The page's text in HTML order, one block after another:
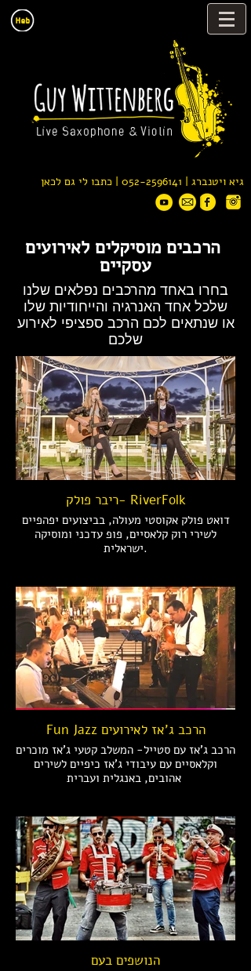
גיא ויטנברג | 052-2596141 | כתבו לי גם לכאן
הרכבים מוסיקלים לאירועים
עסקיים
בחרו באחד מהרכבים נפלאים שלנו
שלכל אחד האנרגיה והייחודיות שלו
או שנתאים לכם הרכב ספציפי לאירוע
שלכם
ריבר פולק- RiverFolk
דואט פולק אקוסטי מעולה, בביצועים יפהפיים
לשירי רוק קלאסיים, פופ עדכני ומוסיקה
ישראלית.
Fun Jazz הרכב ג'אז לאירועים
הרכב ג'אז עם סטייל- המשלב קטעי ג'אז מוכרים
וקלאסיים עם עיבודי ג'אז כיפיים לשירים
הנושפים בעם